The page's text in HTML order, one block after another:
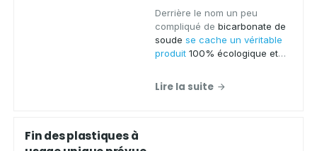
Derrière le nom un peu
compliqué de bicarbonate de
soude se cache un véritable
produit 100% écologique et
Aqua Clean Concept
dit davantage.
Lire la suite
Fin des plastiques à